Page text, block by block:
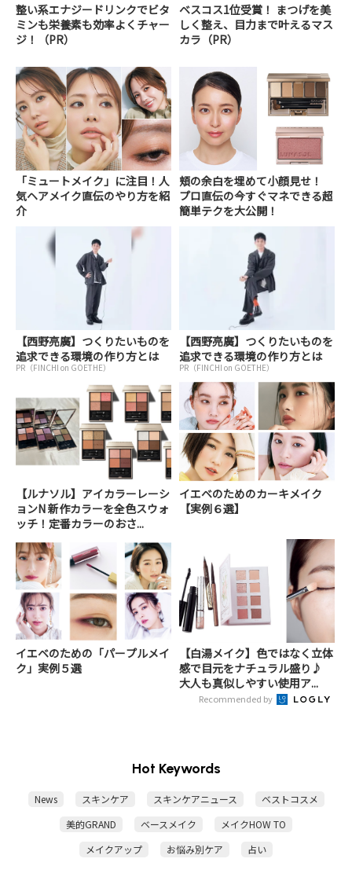
整い系エナジードリンクでビタ
ミンも栄養素も効率よくチャー
ジ！（PR）
ベスコス1位受賞！ まつげを美
しく整え、目力まで叶えるマス
カラ（PR）
「ミュートメイク」に注目！人
気ヘアメイク直伝のやり方を紹
介
頬の余白を埋めて小顔見せ！
プロ直伝の今すぐマネできる超
簡単テクを大公開！
【西野亮廣】つくりたいものを
追求できる環境の作り方とは
PR（FINCHI on GOETHE）
【西野亮廣】つくりたいものを
追求できる環境の作り方とは
PR（FINCHI on GOETHE）
【ルナソル】アイカラーレーシ
ョンN 新作カラーを全色スウォ
ッチ！定番カラーのおさ...
イエベのためのカーキメイク
【実例６選】
イエベのための「パープルメイ
ク」実例５選
【白湯メイク】色ではなく立体
感で目元をナチュラル盛り♪
大人も真似しやすい使用ア...
Recommended by
Hot Keywords
News スキンケア スキンケアニュース
ベストコスメ
美的GRAND
ベースメイク
メイクHOW TO
メイクアップ
お悩み別ケア 占い